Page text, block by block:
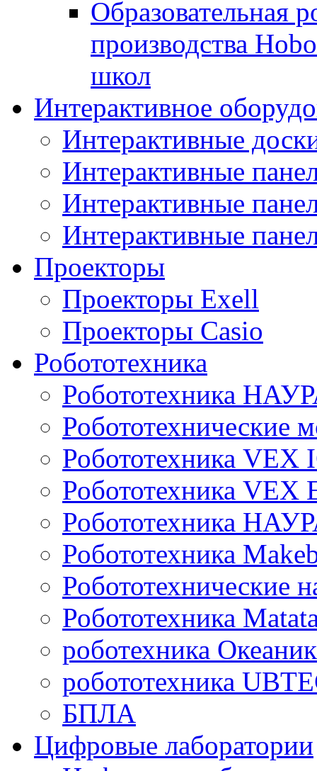
Образовательная
производства
школ
Интерактивное
Интерактивные
Интерактивные
Интерактивные
Интерактивные
Проекторы
Проекторы Exell
Проекторы Casio
Робототехника
Робототехника
Робототехнические
Робототехника VEX
Робототехника VEX
Робототехника
Робототехника
Робототехнические
Робототехника
роботехника
робототехника
БПЛА
Цифровые лаборатории